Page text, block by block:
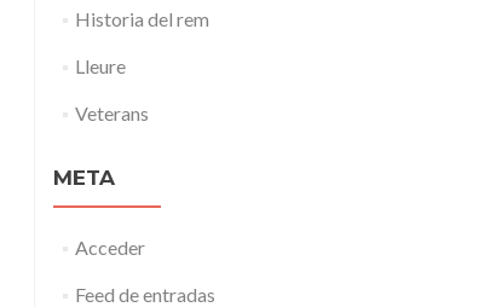
Historia del rem
Lleure
Veterans
META
Acceder
Feed de entradas